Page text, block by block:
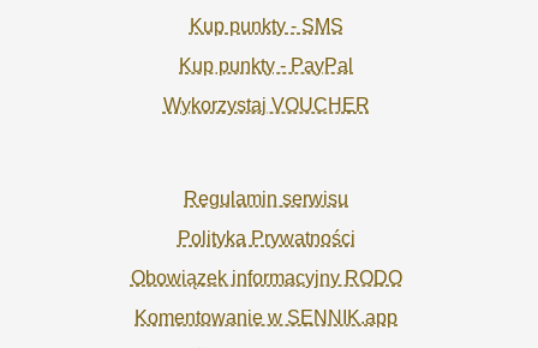
Kup punkty - SMS
Kup punkty - PayPal
Wykorzystaj VOUCHER
Regulamin serwisu
Polityka Prywatności
Obowiązek informacyjny RODO
Komentowanie w SENNIK.app